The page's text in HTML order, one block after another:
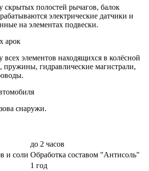
скрытых полостей рычагов, балок
электрические датчики и
на элементах подвески.
арок
всех элементов находящихся в колёсной
пружины, гидравлические магистрали,
снаружи.
до 2 часов
и соли Обработка составом "Антисоль"
1 год